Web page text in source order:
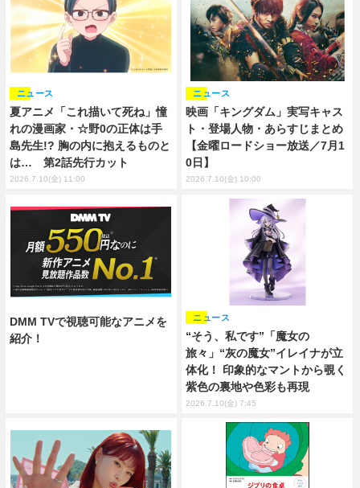
夏アニメ「これ描いて死ね」憧
れの漫画家・☆野0の正体は手
島先生!? 胸の内に抱えるものと
は… 第2話先行カット
ニュース
2026.7.10(金) 11:00
映画「キングダム」実写キャス
ト・登場人物・あらすじまとめ
【金曜ロードショー放送／7月1
0日】
ニュース
2026.7.10(金) 10:00
DMM TVで視聴可能なアニメを
紹介！
“そう、私です”「魔女の
旅々」“灰の魔女”イレイナが立
体化！ 印象的なマントから覗く
紫色の裏地や色彩も再現
ニュース
2026.7.10(金) 7:45